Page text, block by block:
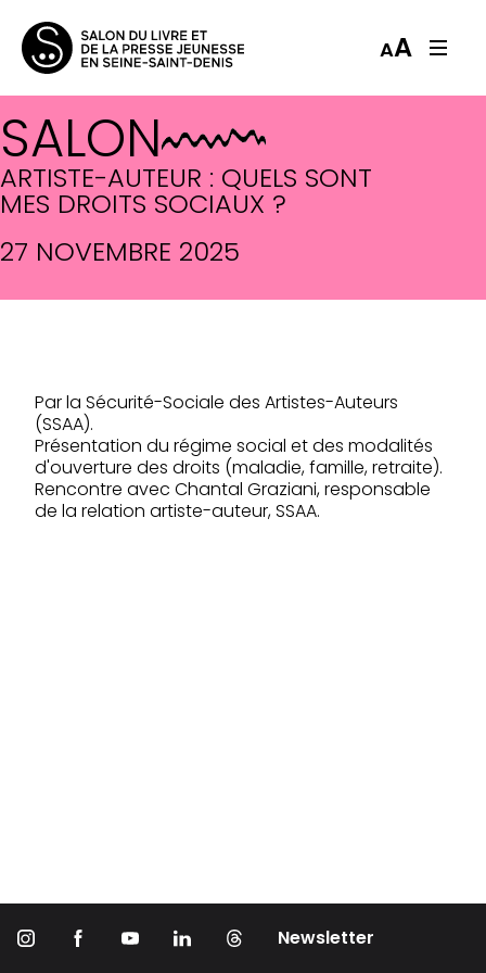
AA
SALON
ARTISTE-AUTEUR : QUELS SONT
MES DROITS SOCIAUX ?
27 NOVEMBRE 2025
Par la Sécurité-Sociale des Artistes-Auteurs
(SSAA).
Présentation du régime social et des modalités
d'ouverture des droits (maladie, famille, retraite).
Rencontre avec Chantal Graziani, responsable
de la relation artiste-auteur, SSAA.
Newsletter